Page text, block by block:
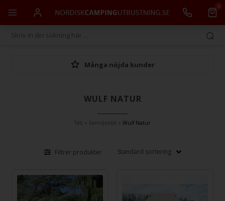
0
Många nöjda kunder
WULF NATUR
Tält Familjetält »Wulf Natur
Filtrer produkter